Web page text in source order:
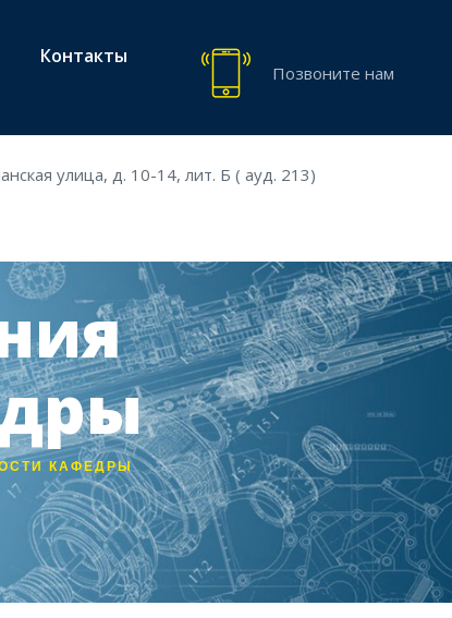
Контакты
Позвоните нам
улица, д. 10-14, лит. Б ( ауд. 213)
КАФЕДРЫ